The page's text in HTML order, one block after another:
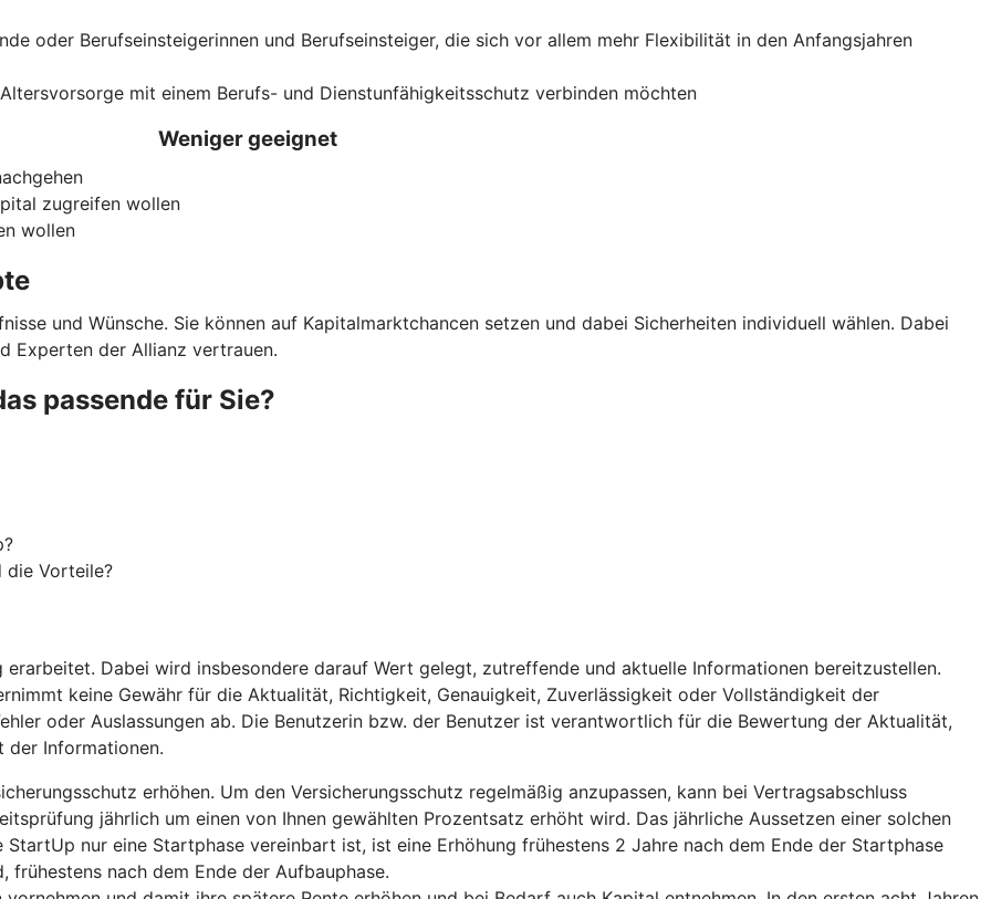
oder Berufseinsteigerinnen und Berufseinsteiger, die sich vor allem mehr Flexibilität in den Anfangsjahren
mit einem Berufs- und Dienstunfähigkeitsschutz verbinden möchten
Weniger geeignet
zugreifen wollen
wollen
und Wünsche. Sie können auf Kapitalmarktchancen setzen und dabei Sicherheiten individuell wählen. Dabei
Experten der Allianz vertrauen.
passende für Sie?
die Vorteile?
Dabei wird insbesondere darauf Wert gelegt, zutreffende und aktuelle Informationen bereitzustellen.
keine Gewähr für die Aktualität, Richtigkeit, Genauigkeit, Zuverlässigkeit oder Vollständigkeit der
oder Auslassungen ab. Die Benutzerin bzw. der Benutzer ist verantwortlich für die Bewertung der Aktualität,
der Informationen.
erhöhen. Um den Versicherungsschutz regelmäßig anzupassen, kann bei Vertragsabschluss
jährlich um einen von Ihnen gewählten Prozentsatz erhöht wird. Das jährliche Aussetzen einer solchen
nur eine Startphase vereinbart ist, ist eine Erhöhung frühestens 2 Jahre nach dem Ende der Startphase
nach dem Ende der Aufbauphase.